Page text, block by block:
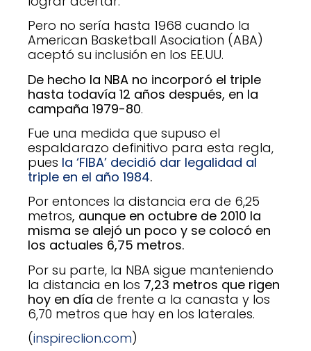
Pero no sería hasta 1968 cuando la
American Basketball Asociation (ABA)
aceptó su inclusión en los EE.UU.
De hecho la NBA no incorporó el triple
hasta todavía 12 años después, en la
campaña 1979-80.
Fue una medida que supuso el
espaldarazo definitivo para esta regla,
pues la ‘FIBA’ decidió dar legalidad al
triple en el año 1984.
Por entonces la distancia era de 6,25
metros, aunque en octubre de 2010 la
misma se alejó un poco y se colocó en
los actuales 6,75 metros.
Por su parte, la NBA sigue manteniendo
la distancia en los 7,23 metros que rigen
hoy en día de frente a la canasta y los
6,70 metros que hay en los laterales.
(inspireclion.com)